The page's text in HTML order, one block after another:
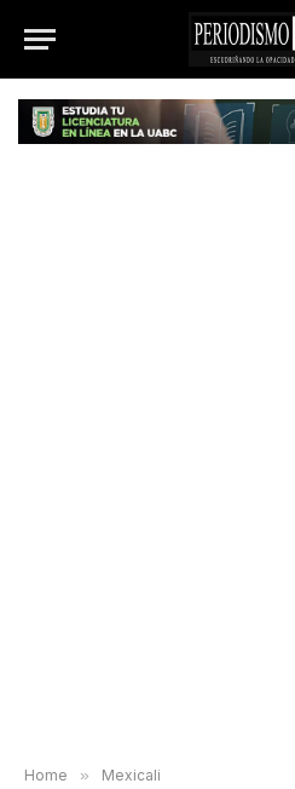
Home » Mexicali